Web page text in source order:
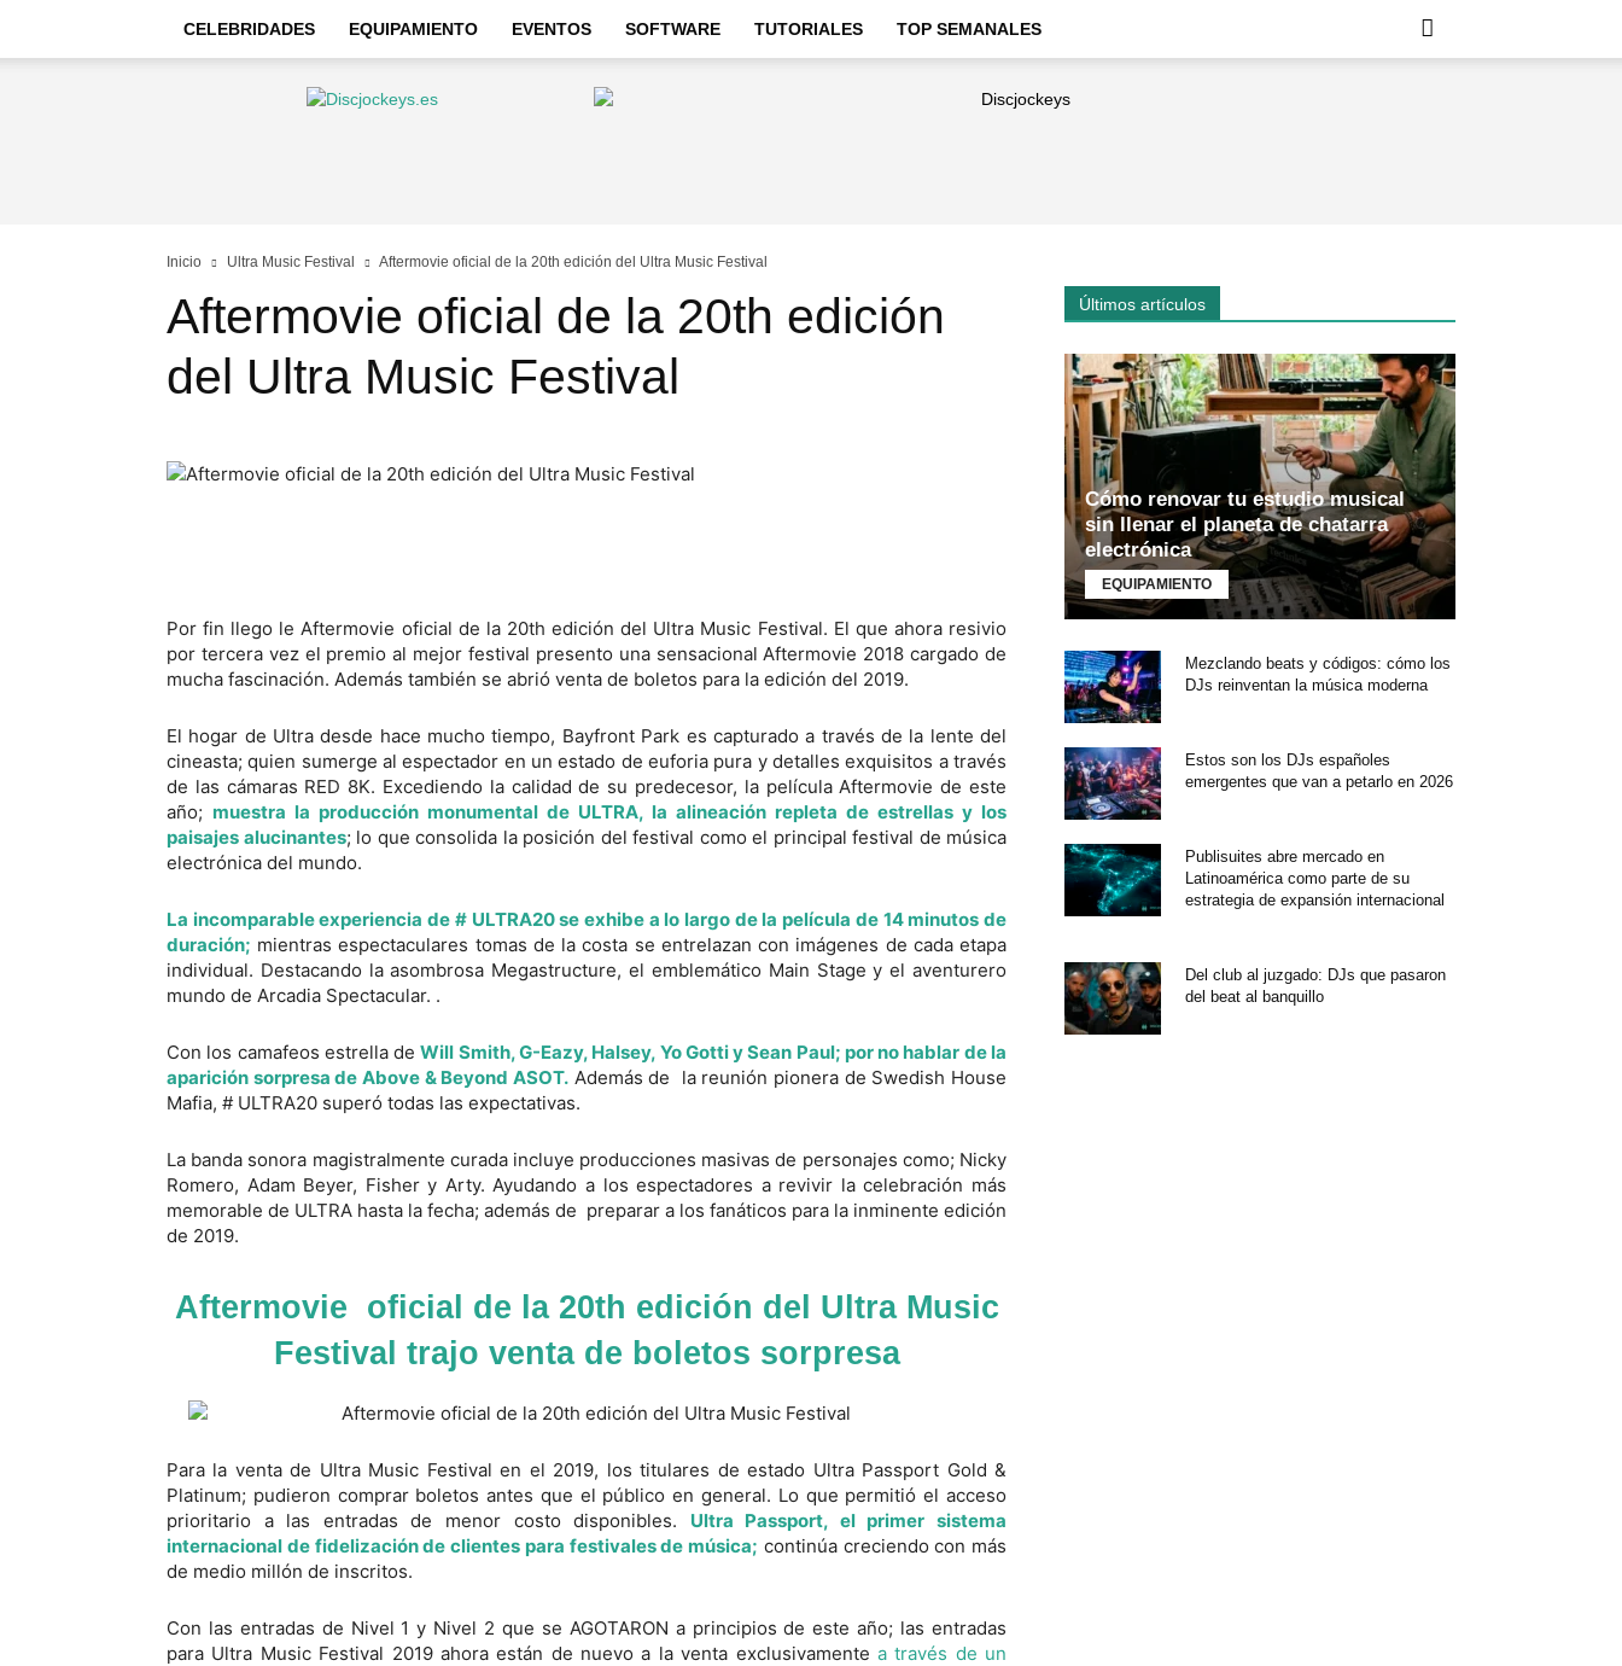
CELEBRIDADES EQUIPAMIENTO EVENTOS SOFTWARE TUTORIALES TOP SEMANALES
Discjockeys
Inicio Ultra Music Festival Aftermovie oficial de la 20th edición del Ultra Music Festival
Aftermovie oficial de la 20th edición
del Ultra Music Festival
Por fin llego le Aftermovie oficial de la 20th edición del Ultra Music Festival. El que ahora resivio
por tercera vez el premio al mejor festival presento una sensacional Aftermovie 2018 cargado de
mucha fascinación. Además también se abrió venta de boletos para la edición del 2019.
El hogar de Ultra desde hace mucho tiempo, Bayfront Park es capturado a través de la lente del
cineasta; quien sumerge al espectador en un estado de euforia pura y detalles exquisitos a través
de las cámaras RED 8K. Excediendo la calidad de su predecesor, la película Aftermovie de este
año; muestra la producción monumental de ULTRA, la alineación repleta de estrellas y los
paisajes alucinantes; lo que consolida la posición del festival como el principal festival de música
electrónica del mundo.
La incomparable experiencia de # ULTRA20 se exhibe a lo largo de la película de 14 minutos de
duración; mientras espectaculares tomas de la costa se entrelazan con imágenes de cada etapa
individual. Destacando la asombrosa Megastructure, el emblemático Main Stage y el aventurero
mundo de Arcadia Spectacular. .
Con los camafeos estrella deWill Smith, G-Eazy, Halsey, Yo Gotti y Sean Paul; por no hablar de la
aparición sorpresa de Above & Beyond ASOT. Además de la reunión pionera de Swedish House
Mafia, # ULTRA20 superó todas las expectativas.
La banda sonora magistralmente curada incluye producciones masivas de personajes como; Nicky
Romero, Adam Beyer, Fisher y Arty. Ayudando a los espectadores a revivir la celebración más
memorable de ULTRA hasta la fecha; además de preparar a los fanáticos para la inminente edición
de 2019.
Aftermovie oficial de la 20th edición del Ultra Music
Festival trajo venta de boletos sorpresa
Para la venta de Ultra Music Festival en el 2019, los titulares de estado Ultra Passport Gold &
Platinum; pudieron comprar boletos antes que el público en general. Lo que permitió el acceso
prioritario a las entradas de menor costo disponibles. Ultra Passport, el primer sistema
internacional de fidelización de clientes para festivales de música; continúa creciendo con más
de medio millón de inscritos.
Con las entradas de Nivel 1 y Nivel 2 que se AGOTARON a principios de este año; las entradas
para Ultra Music Festival 2019 ahora están de nuevo a la venta exclusivamente a través de un
Últimos artículos
Cómo renovar tu estudio musical
sin llenar el planeta de chatarra
electrónica
EQUIPAMIENTO
Mezclando beats y códigos: cómo los
DJs reinventan la música moderna
Estos son los DJs españoles
emergentes que van a petarlo en 2026
Publisuites abre mercado en
Latinoamérica como parte de su
estrategia de expansión internacional
Del club al juzgado: DJs que pasaron
del beat al banquillo